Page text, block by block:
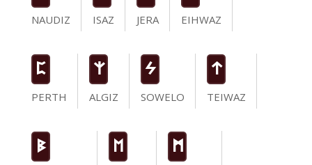
NAUDIZ
ISAZ
JERA
EIHWAZ
P
PERTH
Z
ALGIZ
S
SOWELO
t
TEIWAZ
B
E
M